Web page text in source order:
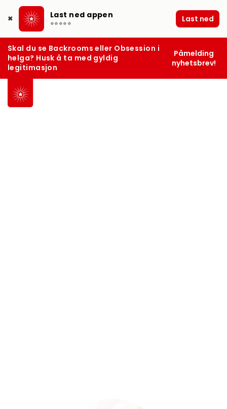
✖ Last ned appen
⭐⭐⭐⭐⭐ Last ned
Skal du se Backrooms eller Obsession i
helga? Husk å ta med gyldig
legitimasjon
Påmelding
nyhetsbrev!